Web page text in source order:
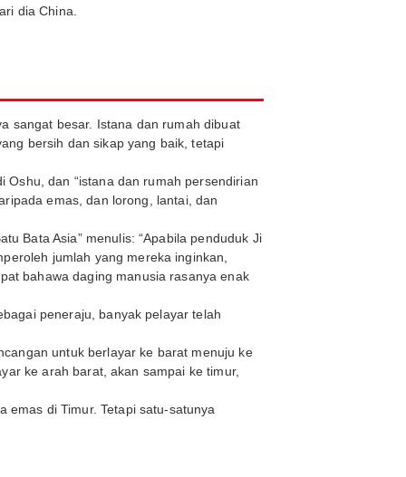
dia China.
sangat besar. Istana dan rumah dibuat
bersih dan sikap yang baik, tetapi
Oshu, dan “istana dan rumah persendirian
emas, dan lorong, lantai, dan
Bata Asia” menulis: “Apabila penduduk Ji
jumlah yang mereka inginkan,
bahawa daging manusia rasanya enak
peneraju, banyak pelayar telah
untuk berlayar ke barat menuju ke
ke arah barat, akan sampai ke timur,
emas di Timur. Tetapi satu-satunya